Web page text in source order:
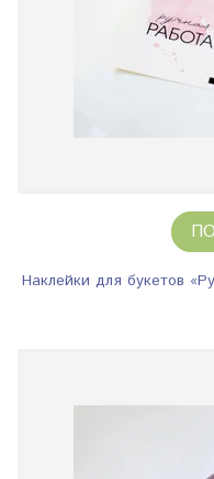
Наклейки для букетов